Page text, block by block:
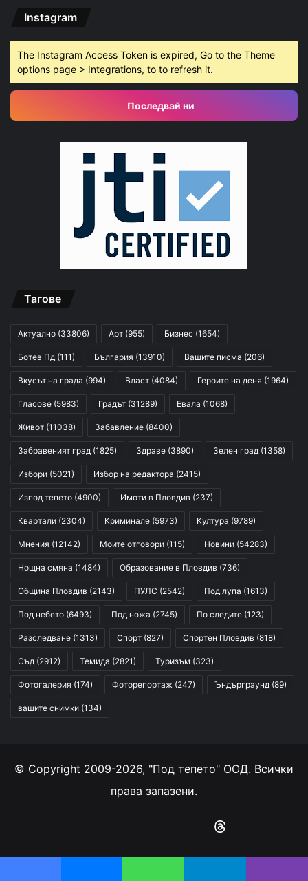
Instagram
The Instagram Access Token is expired, Go to the Theme
options page > Integrations, to to refresh it.
Последвай ни
Тагове
Актуално (33806) Арт (955) Бизнес (1654)
Ботев Пд (111) България (13910) Вашите писма (206)
Вкусът на града (994) Власт (4084) Героите на деня (1964)
Гласове (5983) Градът (31289) Евала (1068)
Живот (11038) Забавление (8400)
Забравеният град (1825) Здраве (3890) Зелен град (1358)
Избори (5021) Избор на редактора (2415)
Изпод тепето (4900) Имоти в Пловдив (237)
Квартали (2304) Криминале (5973) Култура (9789)
Мнения (12142) Моите отговори (115) Новини (54283)
Нощна смяна (1484) Образование в Пловдив (736)
Община Пловдив (2143) ПУЛС (2542) Под лупа (1613)
Под небето (6493) Под ножа (2745) По следите (123)
Разследване (1313) Спорт (827) Спортен Пловдив (818)
Съд (2912) Темида (2821) Туризъм (323)
Фотогалерия (174) Фоторепортаж (247) Ъндърграунд (89)
вашите снимки (134)
© Copyright 2009-2026, "Под тепето" ООД. Всички
права запазени.
Instagram
RSS